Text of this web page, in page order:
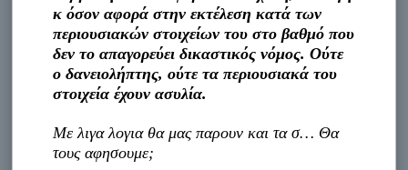
κ όσον αφορά στην εκτέλεση κατά των
περιουσιακών στοιχείων του στο βαθμό που
δεν το απαγορεύει δικαστικός νόμος. Ούτε
ο δανειολήπτης, ούτε τα περιουσιακά του
στοιχεία έχουν ασυλία.
Με λιγα λογια θα μας παρουν και τα σ… Θα
τους αφησουμε;